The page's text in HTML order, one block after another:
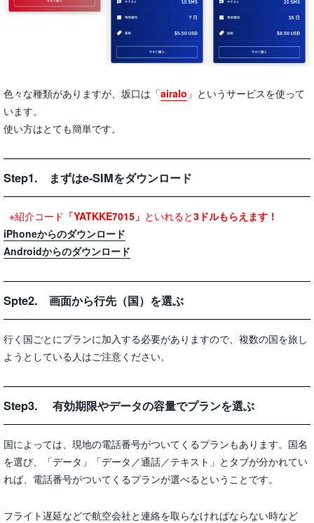
色々な種類がありますが、坂口は 「airalo 」 というサービスを使って
います。
使い方はとても簡単です。
Step1. まずはe-SIMをダウンロード
※紹介コード 「YATKKE7015」 といれると3ドルもらえます！
iPhoneからのダウンロード
Androidからのダウンロード
Spte2. 画面から行先（国）を選ぶ
行く国ごとにプランに加入する必要がありますので、複数の国を旅し
ようとしている人はご注意ください。
Step3. 有効期限やデータの容量でプランを選ぶ
国によっては、現地の電話番号がついてくるプランもあります。国名
を選び、「データ」「データ／通話／テキスト」とタブが分かれてい
れば、電話番号がついてくるプランが選べるということです。
フライト遅延などで航空会社と連絡を取らなければならない時など